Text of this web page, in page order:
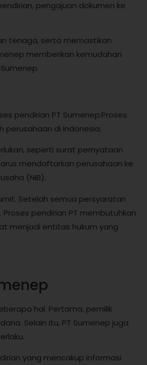
pengajuan dokumen ke
tenaga, serta memastikan
memberikan kemudahan
pendirian PT Sumenep:Proses
perusahaan di Indonesia.
seperti surat pernyataan
mendaftarkan perusahaan ke
(NIB).
Setelah semua persyaratan
pendirian PT membutuhkan
menjadi entitas hukum yang
hal. Pertama, pemilik
Selain itu, PT Sumenep juga
yang mencakup informasi